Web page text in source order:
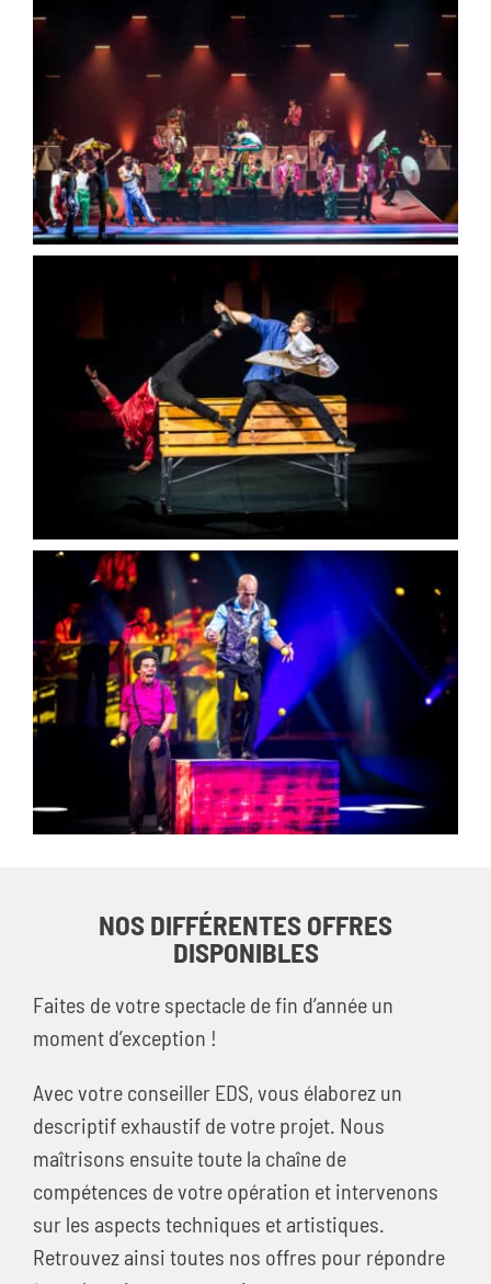
NOS DIFFÉRENTES OFFRES
DISPONIBLES
Faites de votre spectacle de fin d’année un
moment d’exception !
Avec votre conseiller EDS, vous élaborez un
descriptif exhaustif de votre projet. Nous
maîtrisons ensuite toute la chaîne de
compétences de votre opération et intervenons
sur les aspects techniques et artistiques.
Retrouvez ainsi toutes nos offres pour répondre